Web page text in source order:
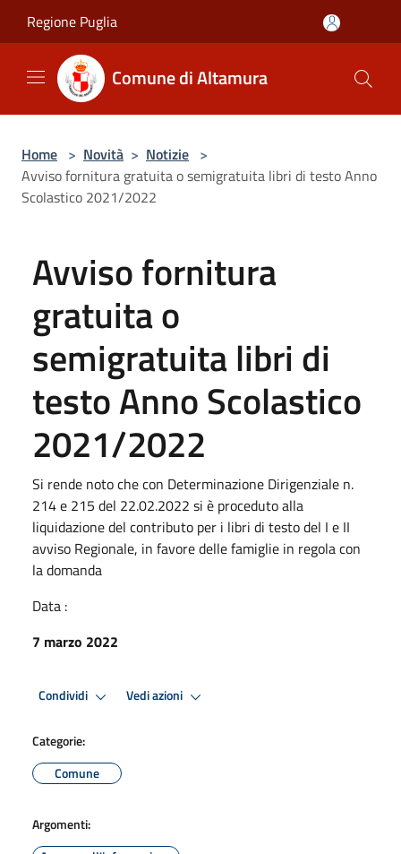
Regione Puglia
Comune di Altamura
Home > Novità > Notizie >
Avviso fornitura gratuita o semigratuita libri di testo Anno
Scolastico 2021/2022
Avviso fornitura
gratuita o
semigratuita libri di
testo Anno Scolastico
2021/2022
Si rende noto che con Determinazione Dirigenziale n.
214 e 215 del 22.02.2022 si è proceduto alla
liquidazione del contributo per i libri di testo del I e II
avviso Regionale, in favore delle famiglie in regola con
la domanda
Data :
7 marzo 2022
Condividi Vedi azioni
Categorie:
Comune
Argomenti: